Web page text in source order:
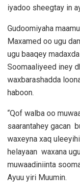
iyadoo sheegtay in
Gudoomiyaha
Maxamed oo ugu
ugu baaqey
Soomaaliyeed iney
waxbarashadda
haboon.
“Qof walba oo
saarantahey gacan
waxeyna xaq
helayaan waxana
muwaadiniinta
Ayuu yiri Muumin.